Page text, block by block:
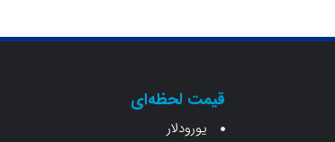
قیمت لحظه‌ای
یورودلار